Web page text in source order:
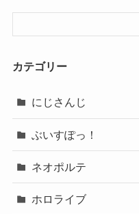
カテゴリー
にじさんじ
ぶいすぽっ！
ネオポルテ
ホロライブ